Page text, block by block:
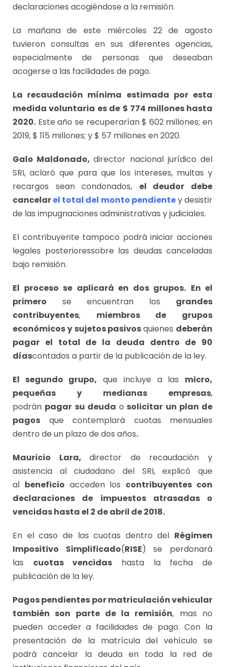
declaraciones acogiéndose a la remisión.
La mañana de este miércoles 22 de agosto
tuvieron consultas en sus diferentes agencias,
especialmente de personas que deseaban
acogerse a las facilidades de pago.
La recaudación mínima estimada por esta
medida voluntaria es de $ 774 millones hasta
2020. Este año se recuperarían $ 602 millones; en
2019, $ 115 millones; y $ 57 millones en 2020.
Galo Maldonado,director nacional jurídico del
SRI, aclaró que para que los intereses, multas y
recargos sean condonados, el deudor debe
cancelarel total del monto pendientey desistir
de las impugnaciones administrativas y judiciales.
El contribuyente tampoco podrá iniciar acciones
legales posterioressobre las deudas canceladas
bajo remisión.
El proceso se aplicará en dos grupos. En el
primero se encuentran los grandes
contribuyentes, miembros de grupos
económicos y sujetos pasivosquienes deberán
pagar el total de la deuda dentro de 90
díascontados a partir de la publicación de la ley.
El segundo grupo, que incluye a las micro,
pequeñas y medianas empresas,
podrán pagar su deuda o solicitar un plan de
pagos que contemplará cuotas mensuales
dentro de un plazo de dos años.
Mauricio Lara,director de recaudación y
asistencia al ciudadano del SRI, explicó que
al beneficio acceden los contribuyentes con
declaraciones de impuestos atrasadas o
vencidas hasta el 2 de abril de 2018.
En el caso de las cuotas dentro del Régimen
Impositivo Simplificado(RISE) se perdonará
las cuotas vencidas hasta la fecha de
publicación de la ley.
Pagos pendientes por matriculación vehicular
también son parte de la remisión, mas no
pueden acceder a facilidades de pago. Con la
presentación de la matrícula del vehículo se
podrá cancelar la deuda en toda la red de